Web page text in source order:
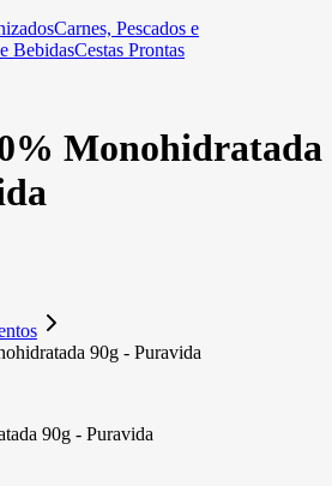
Carnes, Pescados e
BebidasCestas Prontas
Monohidratada
90g - Puravida
90g - Puravida